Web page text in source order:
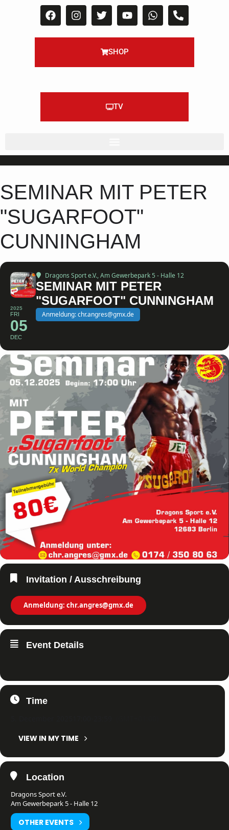
SHOP
TV
SEMINAR MIT PETER
"SUGARFOOT"
CUNNINGHAM
2025
FRI
05
DEC
Dragons Sport e.V., Am Gewerbepark 5 - Halle 12
SEMINAR MIT PETER
"SUGARFOOT" CUNNINGHAM
Anmeldung: chr.angres@gmx.de
Invitation / Ausschreibung
Anmeldung: chr.angres@gmx.de
Event Details
Time
VIEW IN MY TIME
Location
Dragons Sport e.V.
Am Gewerbepark 5 - Halle 12
OTHER EVENTS